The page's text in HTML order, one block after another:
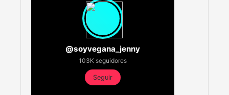
@soyvegana_jenny
103K seguidores
Seguir